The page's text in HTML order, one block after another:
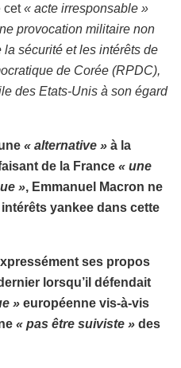
cet« acte irresponsable »
provocation militaire non
la sécurité et les intérêts de
de Corée (RPDC),
des Etats-Unis à son égard
« alternative » à la
de la France « une
», Emmanuel Macron ne
yankee dans cette
ses propos
lorsqu’il défendait
» européenne vis-à-vis
« pas être suiviste » des